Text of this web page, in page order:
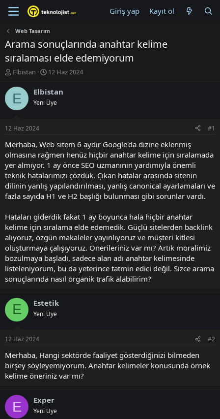
Giriş yap Kayıt ol
Web Tasarım
Arama sonuçlarında anahtar kelime
sıralaması elde edemiyorum
K
n
u
B
a
ş
a
t
a
n
Elbistan
B
ş
l
a
ç
t
a
r
i
h
i
12 Haz 2024
E Elbistan
Yeni Üye
12 Haz 2024 #1
Merhaba, Web sitem 6 aydır Google'da dizine eklenmiş
olmasına rağmen henüz hiçbir anahtar kelime için sıralamada
yer almıyor. 1 ay önce SEO uzmanının yardımıyla önemli
teknik hatalarımızı çözdük. Çıkan hatalar arasında sitenin
dilinin yanlış yapılandırılması, yanlış canonical ayarlamaları ve
fazla sayıda H1 ve H2 başlığı bulunması gibi sorunlar vardı.
Hataları giderdik fakat 1 ay boyunca hala hiçbir anahtar
kelime için sıralama elde edemedik. Güçlü sitelerden backlink
alıyoruz, özgün makaleler yayınlıyoruz ve müşteri kitlesi
oluşturmaya çalışıyoruz. Önerileriniz var mı? Artık moralimiz
bozulmaya başladı, sadece alan adı anahtar kelimesinde
listeleniyorum, bu da yeterince tatmin edici değil. Sizce arama
sonuçlarında nasıl organik trafik alabilirim?
E Estetik
Yeni Üye
12 Haz 2024 #2
Merhaba, Hangi sektörde faaliyet gösterdiğinizi bilmeden
birşey söyleyemiyorum. Anahtar kelimeler konusunda örnek
kelime öneriniz var mı?
E Exper
Yeni Üye